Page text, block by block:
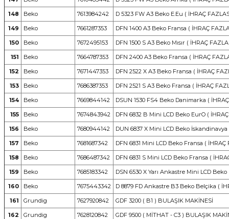
148
Beko 7613984242
D 5323 FW A3 Beko E.Eu ( İHRAÇ
149
Beko 7661287353
DFN 1400 A3 Beko Fransa ( İHRAÇ
150
Beko 7672495153
DFN 1500 S A3 Beko Mısır ( İHRAÇ
151
Beko 7664787353
DFN 2400 A3 Beko Fransa ( İHRAÇ
152
Beko 7671447353
DFN 2522 X A3 Beko Fransa ( İHRAÇ
153
Beko 7686387353
DFN 2521 S A3 Beko Fransa ( İHRAÇ
154
Beko 7669844142
DSUN 1530 FS4 Beko Danimarka (
155
Beko 7674843942
DFN 6832 B Mini LCD Beko EurO (
156
Beko 7680944142
DUN 6837 X Mini LCD Beko İskandinavya
157
Beko 7681687342
DFN 6831 Mini LCD Beko Fransa ( İHRAÇ
158
Beko 7686487342
DFN 6831 S Mini LCD Beko Fransa (
159
Beko 7685183342
DSN 6530 X Yarı Ankastre Mini LCD
160
Beko 7675443342
D 8879 FD Ankastre B3 Beko Belçika (
161
Grundig 7627920842
GDF 3200 ( B1 ) BULAŞIK MAKİNESİ
162
Grundig 7628120842
GDF 9500 ( MİTHAT - C3 ) BULAŞIK